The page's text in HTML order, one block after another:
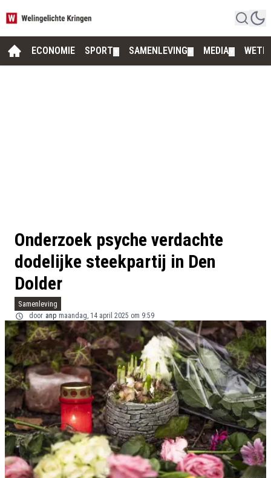
ECONOMIE SPORT SAMENLEVING MEDIA
Onderzoek psyche verdachte
dodelijke steekpartij in Den
Dolder
Samenleving
door anp maandag, 14 april 2025 om 9:59